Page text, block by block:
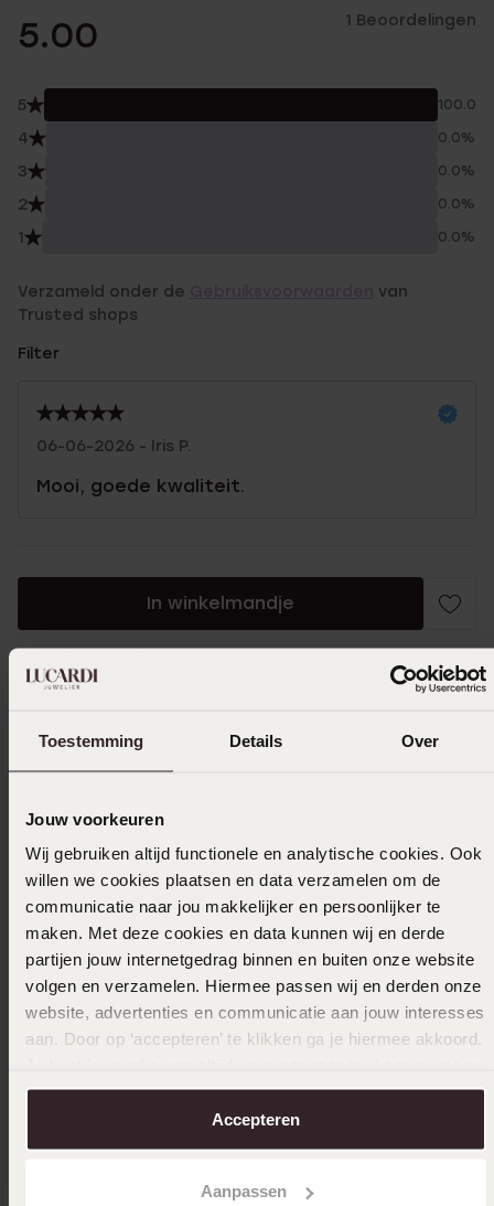
Toestemming Details Over
Jouw voorkeuren
Wij gebruiken altijd functionele en analytische cookies. Ook
willen we cookies plaatsen en data verzamelen om de
communicatie naar jou makkelijker en persoonlijker te
maken. Met deze cookies en data kunnen wij en derde
partijen jouw internetgedrag binnen en buiten onze website
volgen en verzamelen. Hiermee passen wij en derden onze
website, advertenties en communicatie aan jouw interesses
aan. Door op ‘accepteren’ te klikken ga je hiermee akkoord.
over in onscookiebeleid.
Accepteren
Aanpassen
5.00 1 Beoordelingen
5 100.0%
4 0.0%
3 0.0%
2 0.0%
1 0.0%
Verzameld onder de
van
Trusted shops
Filter
06-06-2026 - Iris P.
Mooi, goede kwaliteit.
In winkelmandje
Ook leuk voor jou
Stainless steel goldplated armband met